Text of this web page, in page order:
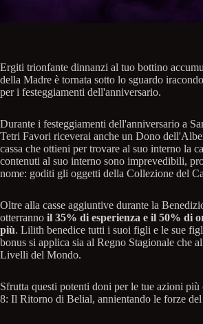
Ergiti trionfante dinnanzi al tuo bottino
della Madre è tornata sotto lo sguardo
per i festeggiamenti dell'anniversario.
Durante i festeggiamenti dell'anniversario a
Tetri Favori riceverai anche un Dono
cassa che ottieni per trovare al suo interno la
contenuti al suo interno sono imprevedibili,
nome: goditi gli oggetti della Collezione del
Oltre alla casse aggiuntive durante la
otterranno il 35% di esperienza e il 50% di
più. Lilith benedice tutti i suoi figli e le sue
bonus si applica sia al Regno Stagionale che
Livelli del Mondo.
Sfrutta questi potenti doni per le tue azioni più
8: Il Ritorno di Belial, annientando le forze del